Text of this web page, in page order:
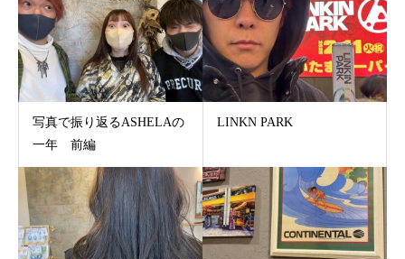
写真で振り返るASHELAの
一年 前編
LINKN PARK